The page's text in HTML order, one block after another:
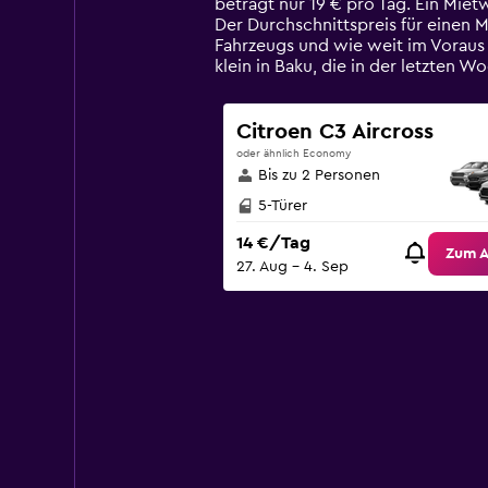
chart
has
1
axis
displaying
values.
Range:
0
to
beträgt nur 19 € pro Tag. Ein
Der Durchschnittspreis für einen
Fahrzeugs und wie weit im
klein in Baku, die in der letzten
Citroen C3 Aircross
oder ähnlich Economy
Bis zu 2 Personen
5-Türer
14 €/Tag
27. Aug – 4. Sep
Zum